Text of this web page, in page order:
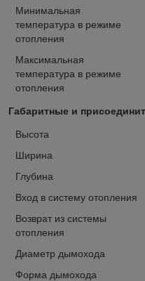
Минимальная
температура в режиме
отопления
Максимальная
температура в режиме
отопления
Габаритные и
Высота
Ширина
Глубина
Вход в систему отопления
Возврат из системы
отопления
Диаметр дымохода
Форма дымохода